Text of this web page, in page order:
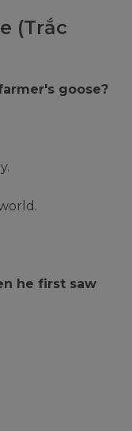
(Trắc
goose?
he first saw